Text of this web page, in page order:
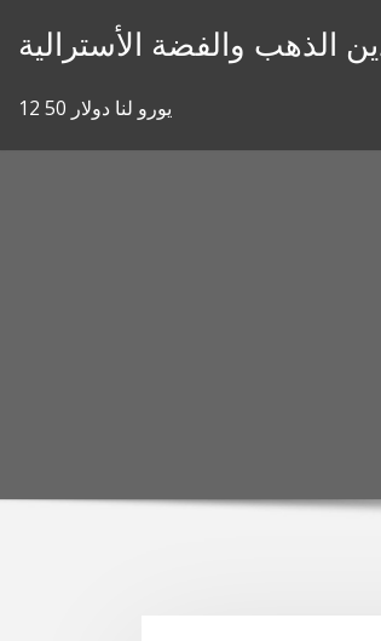
الذهب والفضة الأسترالية
12 50 يورو لنا دولار